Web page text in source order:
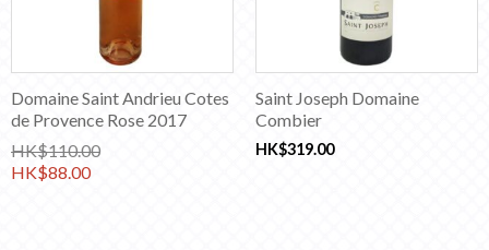
Domaine Saint Andrieu Cotes
de Provence Rose 2017
HK$110.00
HK$88.00
Saint Joseph Domaine
Combier
HK$319.00